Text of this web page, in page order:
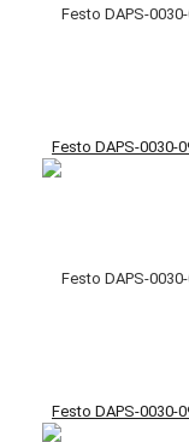
Festo DAPS-0030-
Festo DAPS-0030-